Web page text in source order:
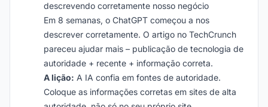
descrevendo corretamente nosso negócio
Em 8 semanas, o ChatGPT começou a nos
descrever corretamente. O artigo no TechCrunch
pareceu ajudar mais – publicação de tecnologia de
autoridade + recente + informação correta.
A lição: A IA confia em fontes de autoridade.
Coloque as informações corretas em sites de alta